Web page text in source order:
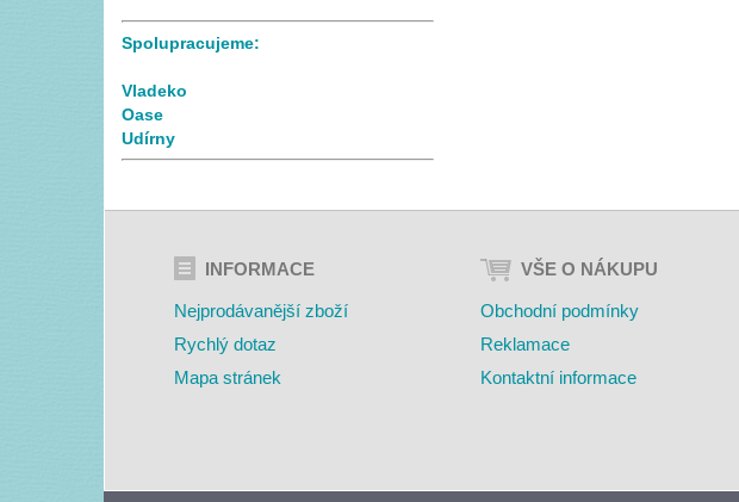
Spolupracujeme:
Vladeko
Oase
Udírny
INFORMACE
Nejprodávanější zboží
Rychlý dotaz
Mapa stránek
VŠE O NÁKUPU
Obchodní podmínky
Reklamace
Kontaktní informace